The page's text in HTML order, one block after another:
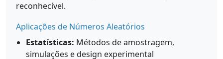
reconhecível.
Aplicações de Números Aleatórios
Estatísticas: Métodos de amostragem,
simulações e design experimental